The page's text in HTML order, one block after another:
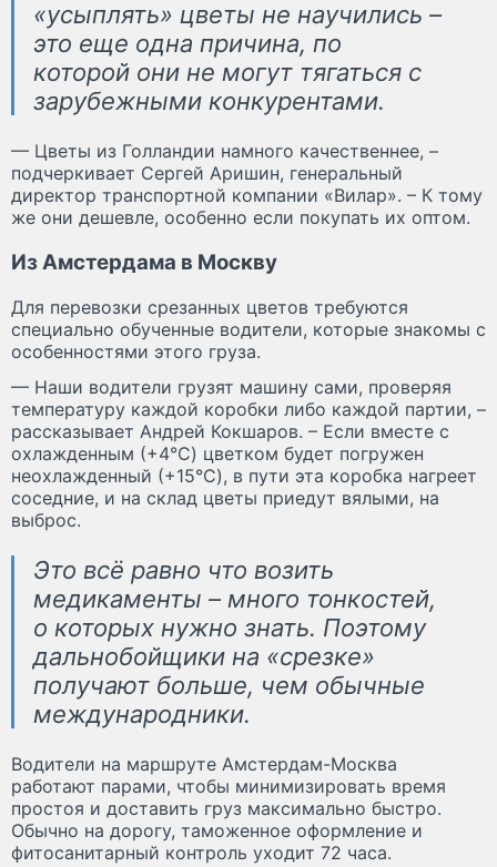
«усыплять» цветы не научились –
это еще одна причина, по
которой они не могут тягаться с
зарубежными конкурентами.
— Цветы из Голландии намного качественнее, –
подчеркивает Сергей Аришин, генеральный
директор транспортной компании «Вилар». – К тому
же они дешевле, особенно если покупать их оптом.
Из Амстердама в Москву
Для перевозки срезанных цветов требуются
специально обученные водители, которые знакомы с
особенностями этого груза.
— Наши водители грузят машину сами, проверяя
температуру каждой коробки либо каждой партии, –
рассказывает Андрей Кокшаров. – Если вместе с
охлажденным (+4°C) цветком будет погружен
неохлажденный (+15°C), в пути эта коробка нагреет
соседние, и на склад цветы приедут вялыми, на
выброс.
Это всё равно что возить
медикаменты – много тонкостей,
о которых нужно знать. Поэтому
дальнобойщики на «срезке»
получают больше, чем обычные
международники.
Водители на маршруте Амстердам-Москва
работают парами, чтобы минимизировать время
простоя и доставить груз максимально быстро.
Обычно на дорогу, таможенное оформление и
фитосанитарный контроль уходит 72 часа.